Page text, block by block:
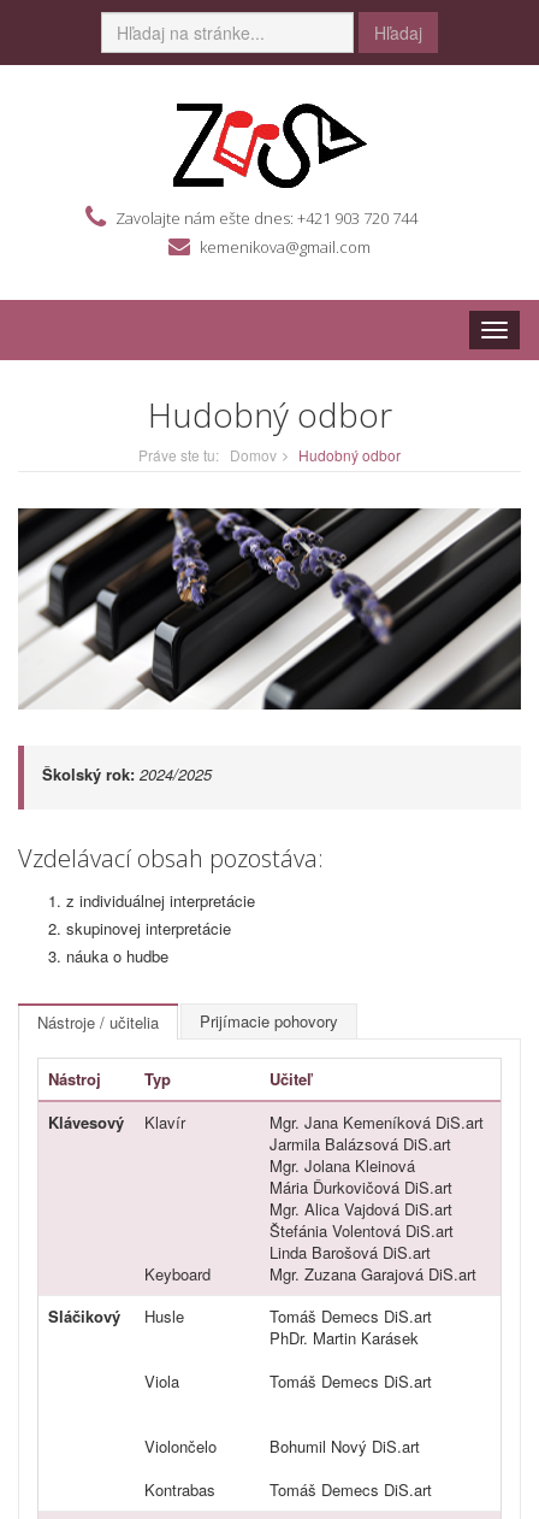
Hľadaj
Zavolajte nám ešte dnes: +421 903 720 744
kemenikova@gmail.com
Toggle
Hudobný odbor
Práve ste tu: Domov Hudobný odbor
Školský rok: 2024/2025
Vzdelávací obsah pozostáva:
z individuálnej interpretácie
skupinovej interpretácie
náuka o hudbe
Nástroje / učitelia Prijímacie pohovory
Nástroj Typ
Učiteľ
Klávesový
Klavír
Keyboard
Mgr. Jana Kemeníková DiS.art
Jarmila Balázsová DiS.art
Mgr. Jolana Kleinová
Mária Ďurkovičová DiS.art
Mgr. Alica Vajdová DiS.art
Štefánia Volentová DiS.art
Linda Barošová DiS.art
Mgr. Zuzana Garajová DiS.art
Sláčikový
Husle
Viola
Violončelo
Kontrabas
Tomáš Demecs DiS.art
PhDr. Martin Karásek
Tomáš Demecs DiS.art
Bohumil Nový DiS.art
Tomáš Demecs DiS.art